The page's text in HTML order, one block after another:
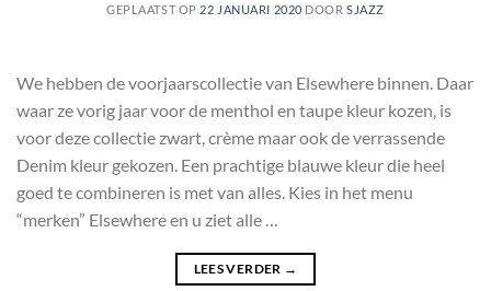
GEPLAATST OP 22 JANUARI 2020 DOORSJAZZ
We hebben de voorjaarscollectie van Elsewhere binnen. Daar
waar ze vorig jaar voor de menthol en taupe kleur kozen, is
voor deze collectie zwart, crème maar ook de verrassende
Denim kleur gekozen. Een prachtige blauwe kleur die heel
goed te combineren is met van alles. Kies in het menu
“merken” Elsewhere en u ziet alle …
LEES VERDER →